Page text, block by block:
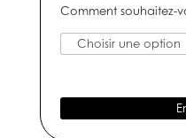
f
é
r
o
t
-
m
*
a
g
e
Comment souhaitez-